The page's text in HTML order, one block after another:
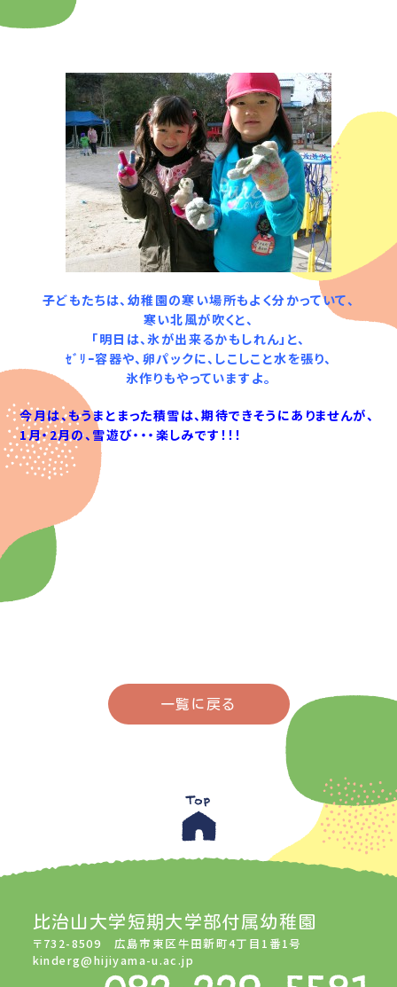
子どもたちは、幼稚園の寒い場所もよく分かっていて、
寒い北風が吹くと、
「明日は、氷が出来るかもしれん」と、
ｾﾞﾘｰ容器や、卵パックに、しこしこと水を張り、
氷作りもやっていますよ。
今月は、もうまとまった積雪は、期待できそうにありませんが、
1月・2月の、雪遊び・・・ 楽しみです！！！
一覧に戻る
比治山大学短期大学部付属幼稚園
〒732-8509 広島市東区牛田新町4丁目1番1号
kinderg@hijiyama-u.ac.jp